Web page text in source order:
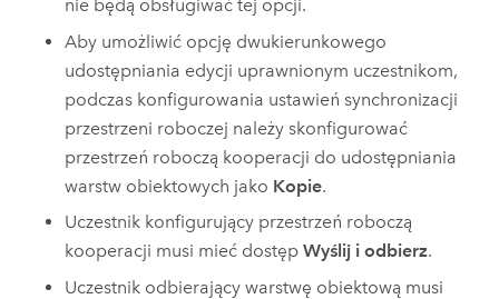
nie będą obsługiwać tej opcji.
Aby umożliwić opcję dwukierunkowego
udostępniania edycji uprawnionym uczestnikom,
podczas konfigurowania ustawień synchronizacji
przestrzeni roboczej należy skonfigurować
przestrzeń roboczą kooperacji do udostępniania
warstw obiektowych jako Kopie.
Uczestnik konfigurujący przestrzeń roboczą
kooperacji musi mieć dostępWyślij i odbierz.
Uczestnik odbierający warstwę obiektową musi